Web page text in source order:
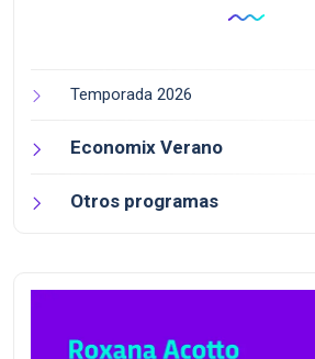
Temporada 2026
Economix Verano
Otros programas